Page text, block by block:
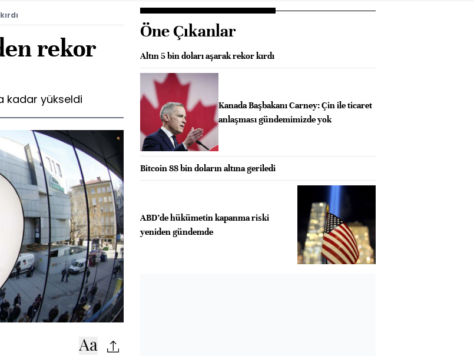
rekor
kadar yükseldi
Öne Çıkanlar
Altın 5 bin doları aşarak rekor kırdı
Kanada Başbakanı Carney: Çin ile ticaret
anlaşması gündemimizde yok
Bitcoin 88 bin doların altına geriledi
ABD’de hükümetin kapanma riski
yeniden gündemde